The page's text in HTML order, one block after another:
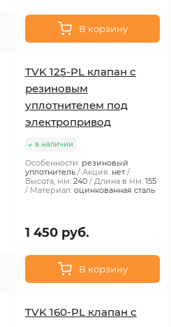
В корзину
TVK 125-PL клапан с
резиновым
уплотнителем под
электропривод
в наличии
Особенности: резиновый
уплотнитель
Акция: нет
Высота, мм: 240 Длина в мм: 155
Материал: оцинкованная сталь
1 450 руб.
В корзину
TVK 160-PL клапан с